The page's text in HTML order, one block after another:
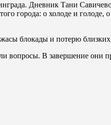
Дневник Тани
города: о холоде и
блокады и потерю
вопросы. В завершение они